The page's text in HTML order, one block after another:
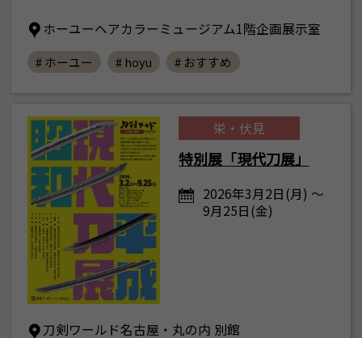
ホーユーヘアカラーミュージアム1階企画展示室
# ホーユー # hoyu # おすすめ
栄・伏見
特別展「現代刀展」
2026年3月2日(月) ～
9月25日(金)
刀剣ワールド名古屋・丸の内 別館